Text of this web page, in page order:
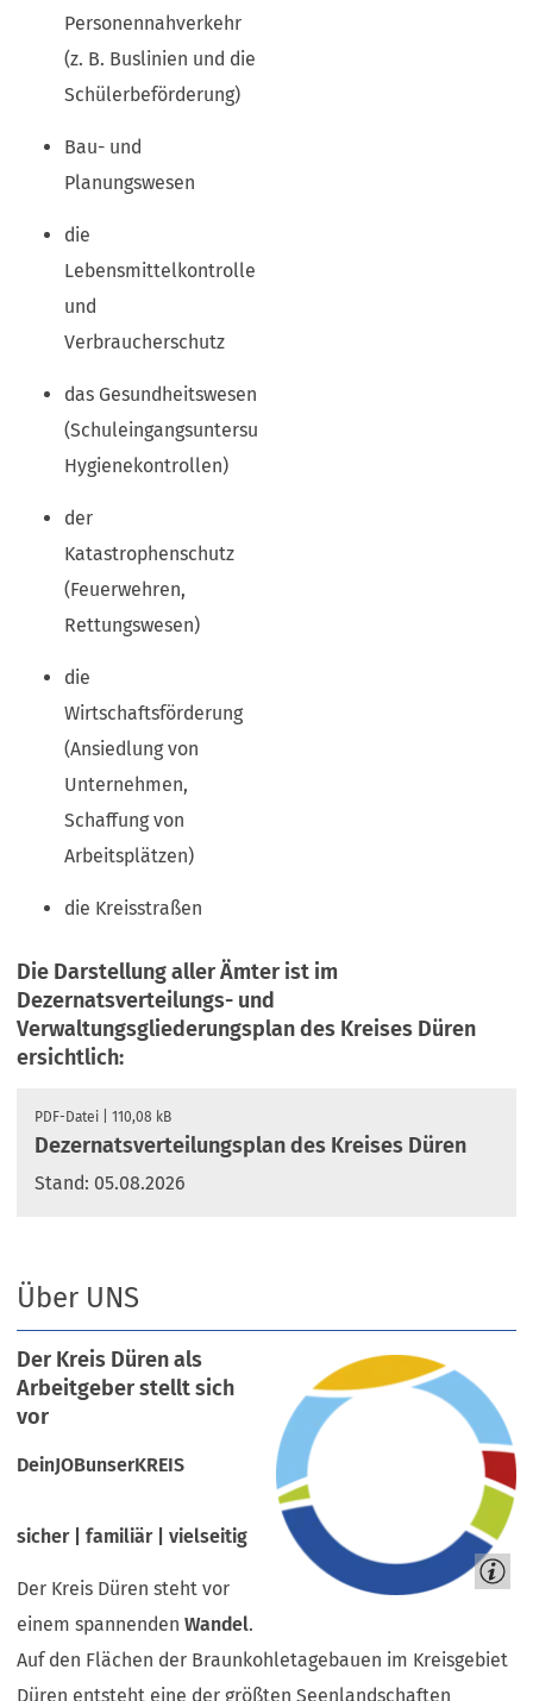
Personennahverkehr
(z. B. Buslinien und die
Schülerbeförderung)
Bau- und
Planungswesen
die
Lebensmittelkontrolle
und
Verbraucherschutz
das Gesundheitswesen
(Schuleingangsuntersuchungen,
Hygienekontrollen)
der
Katastrophenschutz
(Feuerwehren,
Rettungswesen)
die
Wirtschaftsförderung
(Ansiedlung von
Unternehmen,
Schaffung von
Arbeitsplätzen)
die Kreisstraßen
Die Darstellung aller Ämter ist im
Dezernatsverteilungs- und
Verwaltungsgliederungsplan des Kreises Düren
ersichtlich:
PDF-Datei 110,08 kB
Dezernatsverteilungsplan des Kreises Düren
Stand: 05.08.2026
Über UNS
Der Kreis Düren als
Arbeitgeber stellt sich
vor
DeinJOBunserKREIS
sicher | familiär | vielseitig
Der Kreis Düren steht vor
einem spannendenWandel.
Auf den Flächen der Braunkohletagebauen im Kreisgebiet
Düren entsteht eine der größten Seenlandschaften